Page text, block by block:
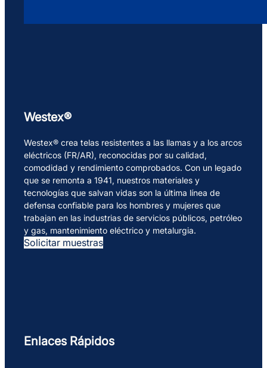
Westex®
Westex® crea telas resistentes a las llamas y a los arcos
eléctricos (FR/AR), reconocidas por su calidad,
comodidad y rendimiento comprobados. Con un legado
que se remonta a 1941, nuestros materiales y
tecnologías que salvan vidas son la última línea de
defensa confiable para los hombres y mujeres que
trabajan en las industrias de servicios públicos, petróleo
y gas, mantenimiento eléctrico y metalurgia.
Solicitar muestras
Enlaces Rápidos